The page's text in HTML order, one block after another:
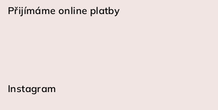
Přijímáme online platby
Instagram